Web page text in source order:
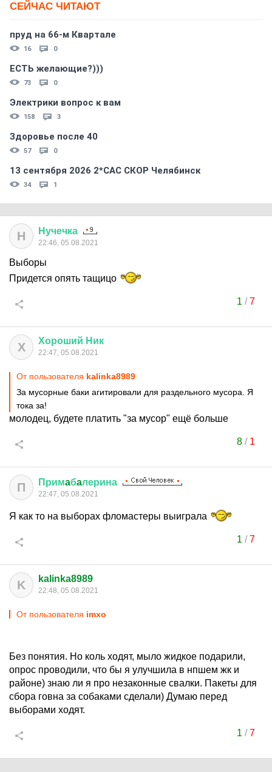
СЕЙЧАС ЧИТАЮТ
пруд на 66-м Квартале
16 0
ЕСТЬ желающие?)))
73 0
Электрики вопрос к вам
158 3
Здоровье после 40
57 0
13 сентября 2026 2*CAC СКОР Челябинск
34 1
Н Нучечка
22:46, 05.08.2021
Выборы
Придется опять тащицо
1 /7
Х Хороший Ник
22:47, 05.08.2021
От пользователя kalinka8989
За мусорные баки агитировали для раздельного мусора. Я
тока за!
молодец, будете платить "за мусор" ещё больше
8/ 1
П Примaбaлерина
22:47, 05.08.2021
Я как то на выборах фломастеры выиграла
1 /7
K kalinka8989
22:48, 05.08.2021
От пользователя imxo
Без понятия. Но коль ходят, мыло жидкое подарили,
опрос проводили, что бы я улучшила в нпшем жк и
районе) знаю ли я про незаконные свалки. Пакеты для
сбора говна за собаками сделали) Думаю перед
выборами ходят.
1 /7